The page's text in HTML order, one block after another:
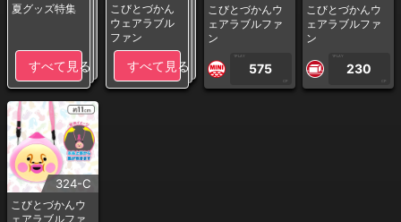
夏グッズ特集
すべて見る
こびとづかん
ウェアラブル
ファン
すべて見る
こびとづかんウ
ェアラブルファ
ン
1PLAY
575
CP
こびとづかんウ
ェアラブルファ
ン
1PLAY
230
CP
324-C
こびとづかんウ
ェアラブルファ